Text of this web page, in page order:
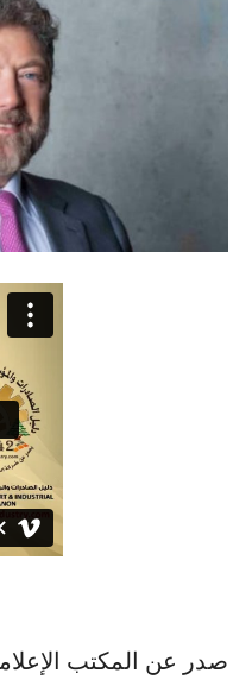
صدر عن المكتب